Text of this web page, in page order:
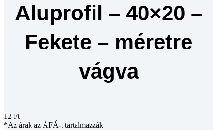
Aluprofil – 40×20 –
Fekete – méretre
vágva
12 Ft
*Az árak az ÁFÁ-t tartalmazzák